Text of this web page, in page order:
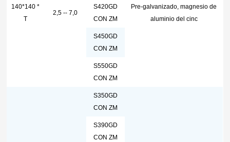
140*140 *
T
2,5 -- 7,0
Pre-galvanizado, magnesio de
aluminio del cinc
S420GD
CON ZM
S450GD
CON ZM
S550GD
CON ZM
S350GD
CON ZM
S390GD
CON ZM